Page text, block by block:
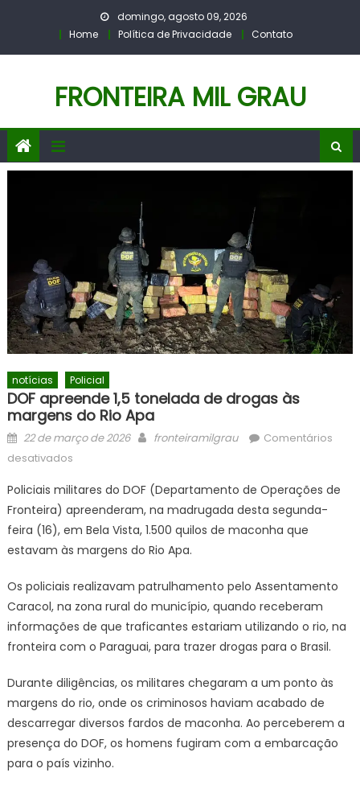
domingo, agosto 09, 2026
Home
Política de Privacidade Contato
FRONTEIRA MIL GRAU
notícias Policial
DOF apreende 1,5 tonelada de drogas às
margens do Rio Apa
Posted
on
22 de março de 2026 Author
fronteiramilgrau
Comentários
desativadosem
apreende
1,5
tonelada
de
às
margens
do
Rio
Policiais militares do DOF (Departamento de Operações de
Fronteira) apreenderam, na madrugada desta segunda-
feira (16), em Bela Vista, 1.500 quilos de maconha que
estavam às margens do Rio Apa.
Os policiais realizavam patrulhamento pelo Assentamento
Caracol, na zona rural do município, quando receberam
informações de que traficantes estariam utilizando o rio, na
fronteira com o Paraguai, para trazer drogas para o Brasil.
Durante diligências, os militares chegaram a um ponto às
margens do rio, onde os criminosos haviam acabado de
descarregar diversos fardos de maconha. Ao perceberem a
presença do DOF, os homens fugiram com a embarcação
para o país vizinho.